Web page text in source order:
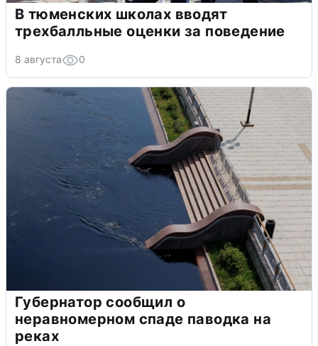
В тюменских школах вводят
трехбалльные оценки за поведение
8 августа 0
Губернатор сообщил о
неравномерном спаде паводка на
реках